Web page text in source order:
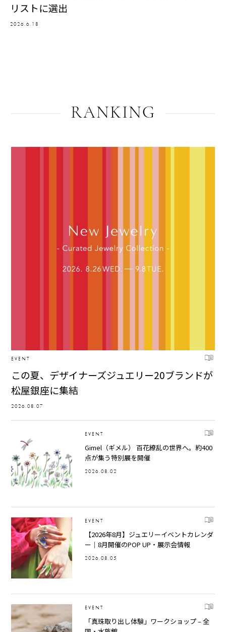
リストに選出
2026.6.18
RANKING
EVENT
この夏、デザイナーズジュエリー20ブランドが
松屋銀座に集結
2026.08.07
EVENT
Gimel（ギメル） 百花繚乱の世界へ。約400
点が集う特別展を開催
2026.08.02
EVENT
【2026年8月】ジュエリーイベントカレンダ
ー｜8月開催のPOP UP・展示会情報
2026.08.05
EVENT
「真珠取り出し体験」ワークショップ – 全